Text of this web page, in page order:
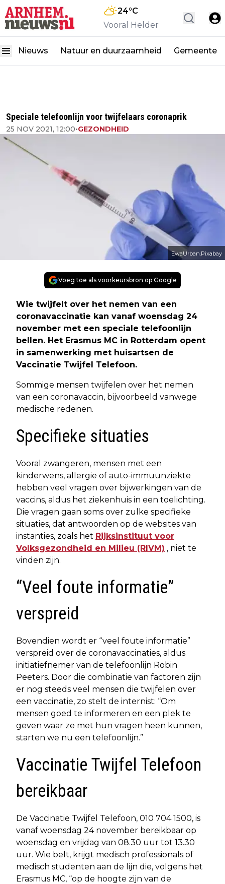
24°C
Vooral Helder
Nieuws Natuur en duurzaamheid Gemeente
Speciale telefoonlijn voor twijfelaars coronaprik
25 NOV 2021, 12:00•GEZONDHEID
EwaUrban.Pixabay
Voeg toe als voorkeursbron op Google
Wie twijfelt over het nemen van een
coronavaccinatie kan vanaf woensdag 24
november met een speciale telefoonlijn
bellen. Het Erasmus MC in Rotterdam opent
in samenwerking met huisartsen de
Vaccinatie Twijfel Telefoon.
Sommige mensen twijfelen over het nemen
van een coronavaccin, bijvoorbeeld vanwege
medische redenen.
Specifieke situaties
Vooral zwangeren, mensen met een
kinderwens, allergie of auto-immuunziekte
hebben veel vragen over bijwerkingen van de
vaccins, aldus het ziekenhuis in een toelichting.
Die vragen gaan soms over zulke specifieke
situaties, dat antwoorden op de websites van
instanties, zoals het Rijksinstituut voor
Volksgezondheid en Milieu (RIVM) , niet te
vinden zijn.
“Veel foute informatie”
verspreid
Bovendien wordt er “veel foute informatie”
verspreid over de coronavaccinaties, aldus
initiatiefnemer van de telefoonlijn Robin
Peeters. Door die combinatie van factoren zijn
er nog steeds veel mensen die twijfelen over
een vaccinatie, zo stelt de internist: “Om
mensen goed te informeren en een plek te
geven waar ze met hun vragen heen kunnen,
starten we nu een telefoonlijn.”
Vaccinatie Twijfel Telefoon
bereikbaar
De Vaccinatie Twijfel Telefoon, 010 704 1500, is
vanaf woensdag 24 november bereikbaar op
woensdag en vrijdag van 08.30 uur tot 13.30
uur. Wie belt, krijgt medisch professionals of
medisch studenten aan de lijn die, volgens het
Erasmus MC, “op de hoogte zijn van de